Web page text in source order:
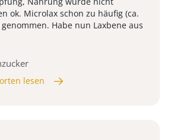
ok. Microlax schon zu häufig (ca.
Habe nun Laxbene aus
lesen